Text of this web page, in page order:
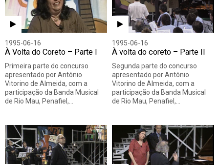
1995-06-16
À Volta do Coreto – Parte I
Primeira parte do concurso
apresentado por António
Vitorino de Almeida, com a
participação da Banda Musical
de Rio Mau, Penafiel,…
1995-06-16
À volta do coreto – Parte II
Segunda parte do concurso
apresentado por António
Vitorino de Almeida, com a
participação da Banda Musical
de Rio Mau, Penafiel,…